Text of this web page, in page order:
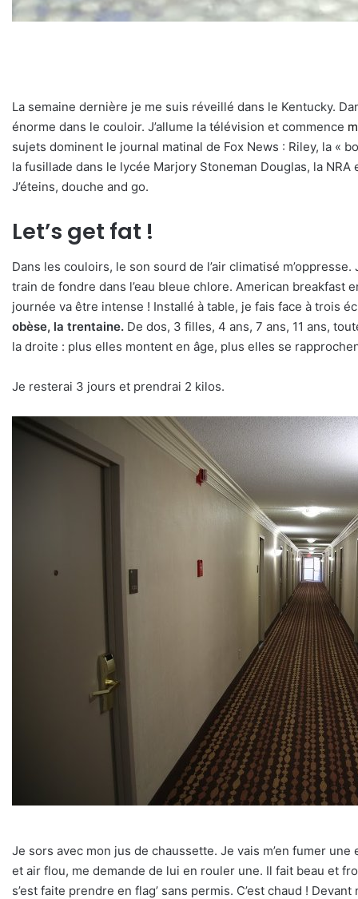
La semaine dernière je me suis réveillé dans le Kentucky.
énorme dans le couloir. J’allume la télévision et commence
sujets dominent le journal matinal de Fox News : Riley, la «
la fusillade dans le lycée Marjory Stoneman Douglas, la
J’éteins, douche and go.
Let’s get fat !
Dans les couloirs, le son sourd de l’air climatisé
train de fondre dans l’eau bleue chlore. American breakfast
journée va être intense ! Installé à table, je fais face à trois
obèse, la trentaine. De dos, 3 filles, 4 ans, 7 ans, 11 ans,
la droite : plus elles montent en âge, plus elles se
Je resterai 3 jours et prendrai 2 kilos.
Je sors avec mon jus de chaussette. Je vais m’en fumer
et air flou, me demande de lui en rouler une. Il fait beau et
s’est faite prendre en flag’ sans permis. C’est chaud !